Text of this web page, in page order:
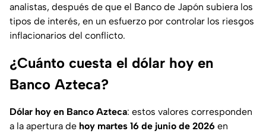
analistas, después de que el Banco de Japón subiera los
tipos de interés, en un esfuerzo por controlar los riesgos
inflacionarios del conflicto.
¿Cuánto cuesta el dólar hoy en
Banco Azteca?
Dólar hoy en Banco Azteca: estos valores corresponden
a la apertura de hoy martes 16 de junio de 2026 en